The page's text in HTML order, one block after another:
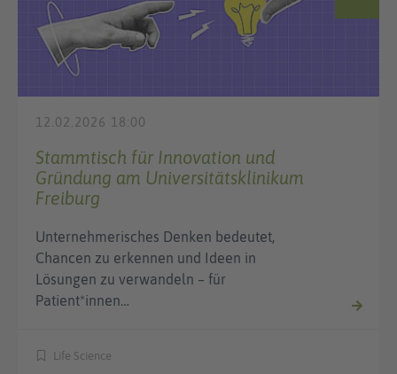
12.02.2026 18:00
Stammtisch für Innovation und
Gründung am Universitätsklinikum
Freiburg
Unternehmerisches Denken bedeutet,
Chancen zu erkennen und Ideen in
Lösungen zu verwandeln – für
Patient*innen…
Life Science